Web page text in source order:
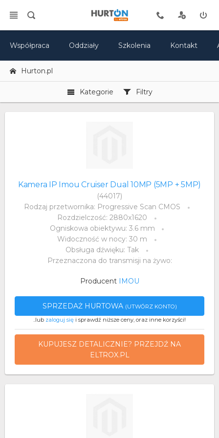
Współpraca Oddziały Szkolenia Kontakt
Hurton.pl
Kategorie Filtry
Kamera IP Imou Cruiser Dual 10MP (5MP + 5MP)
(44017)
Rodzaj przetwornika: Progressive Scan CMOS
Rozdzielczość: 2880x1620
Ogniskowa obiektywu: 3.6 mm
Widoczność w nocy: 30 m
Obsługa dźwięku: Tak
Przeznaczona do transmisji na żywo:
Producent IMOU
SPRZEDAŻ HURTOWA (UTWÓRZ KONTO)
..lub zaloguj się i sprawdź niższe ceny, oraz inne korzyści!
KUPUJESZ DETALICZNIE? PRZEJDŹ NA
ELTROX.PL